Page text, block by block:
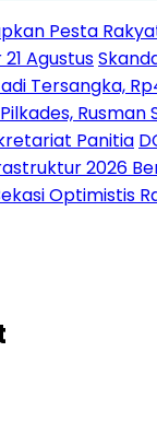
Pesta
Agustus
Tersangka,
Rusman
Panitia
2026
Optimistis